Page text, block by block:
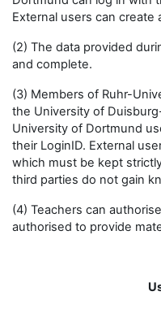
External users can create
(2) The data provided
and complete.
(3) Members of Ruhr-
the University of
University of Dortmund
their LoginID. External
which must be kept
third parties do not gain
(4) Teachers can
authorised to provide